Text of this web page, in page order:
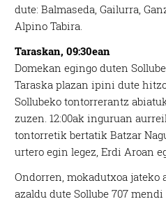
dute: Balmaseda, Gailurra,
Alpino Tabira.
Taraskan, 09:30ean
Domekan egingo duten
Taraska plazan ipini dute
Sollubeko tontorrerantz
zuzen. 12:00ak inguruan
tontorretik bertatik Batzar
urtero egin legez, Erdi Aroan
Ondorren, mokadutxoa jateko
azaldu dute Sollube 707